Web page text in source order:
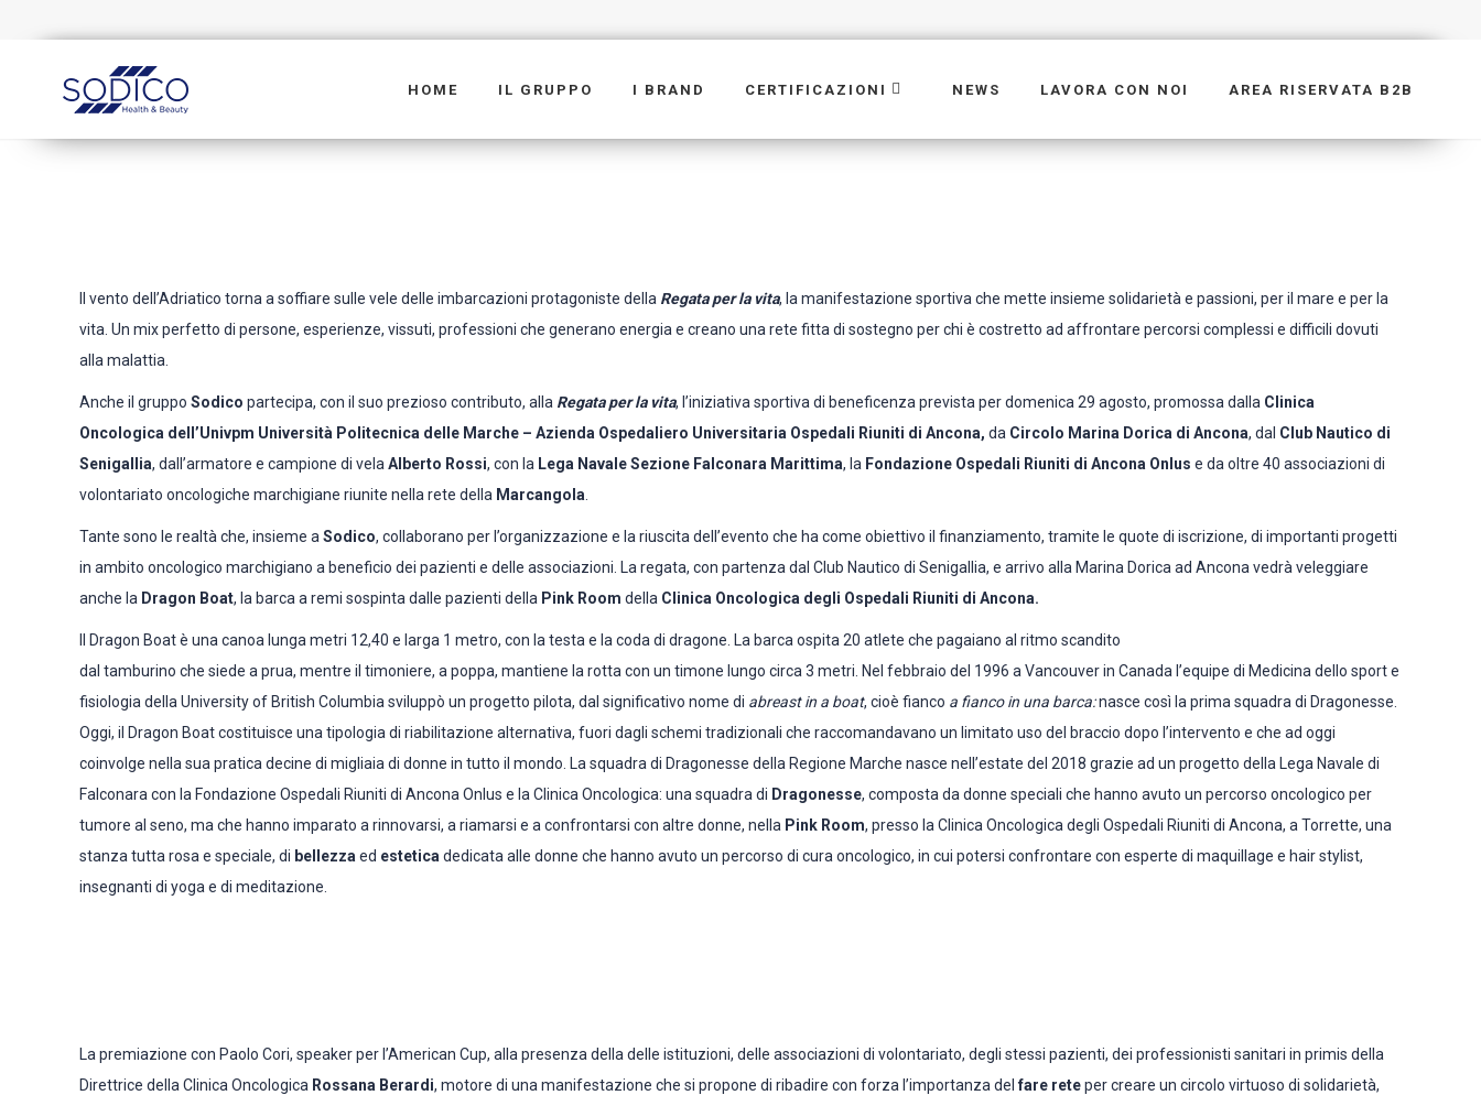
HOME IL GRUPPO I BRAND CERTIFICAZIONI NEWS LAVORA CON NOI AREA RISERVATA B2B
Il vento dell’Adriatico torna a soffiare sulle vele delle imbarcazioni protagoniste della Regata per la vita, la manifestazione sportiva che mette insieme solidarietà e passioni, per il mare e per la
vita. Un mix perfetto di persone, esperienze, vissuti, professioni che generano energia e creano una rete fitta di sostegno per chi è costretto ad affrontare percorsi complessi e difficili dovuti
alla malattia.
Anche il gruppo Sodico partecipa, con il suo prezioso contributo, alla Regata per la vita, l’iniziativa sportiva di beneficenza prevista per domenica 29 agosto, promossa dalla Clinica
Oncologica dell’Univpm Università Politecnica delle Marche – Azienda Ospedaliero Universitaria Ospedali Riuniti di Ancona, da Circolo Marina Dorica di Ancona, dal Club Nautico di
Senigallia, dall’armatore e campione di vela Alberto Rossi, con la Lega Navale Sezione Falconara Marittima, la Fondazione Ospedali Riuniti di Ancona Onlus e da oltre 40 associazioni di
volontariato oncologiche marchigiane riunite nella rete della Marcangola
Tante sono le realtà che, insieme a Sodico, collaborano per l’organizzazione e la riuscita dell’evento che ha come obiettivo il finanziamento, tramite le quote di iscrizione, di importanti progetti
in ambito oncologico marchigiano a beneficio dei pazienti e delle associazioni. La regata, con partenza dal Club Nautico di Senigallia, e arrivo alla Marina Dorica ad Ancona vedrà veleggiare
anche la Dragon Boat, la barca a remi sospinta dalle pazienti della Pink Room della Clinica Oncologica degli Ospedali Riuniti di Ancona.
Il Dragon Boat è una canoa lunga metri 12,40 e larga 1 metro, con la testa e la coda di dragone. La barca ospita 20 atlete che pagaiano al ritmo scandito
dal tamburino che siede a prua, mentre il timoniere, a poppa, mantiene la rotta con un timone lungo circa 3 metri. Nel febbraio del 1996 a Vancouver in Canada l’equipe di Medicina dello sport e
fisiologia della University of British Columbia sviluppò un progetto pilota, dal significativo nome di abreast in a boat, cioè fianco a fianco in una barca:nasce così la prima squadra di Dragonesse.
Oggi, il Dragon Boat costituisce una tipologia di riabilitazione alternativa, fuori dagli schemi tradizionali che raccomandavano un limitato uso del braccio dopo l’intervento e che ad oggi
coinvolge nella sua pratica decine di migliaia di donne in tutto il mondo. La squadra di Dragonesse della Regione Marche nasce nell’estate del 2018 grazie ad un progetto della Lega Navale di
Falconara con la Fondazione Ospedali Riuniti di Ancona Onlus e la Clinica Oncologica: una squadra di Dragonesse, composta da donne speciali che hanno avuto un percorso oncologico per
tumore al seno, ma che hanno imparato a rinnovarsi, a riamarsi e a confrontarsi con altre donne, nella Pink Room, presso la Clinica Oncologica degli Ospedali Riuniti di Ancona, a Torrette, una
stanza tutta rosa e speciale, di bellezza ed estetica dedicata alle donne che hanno avuto un percorso di cura oncologico, in cui potersi confrontare con esperte di maquillage e hair stylist,
insegnanti di yoga e di meditazione.
La premiazione con Paolo Cori, speaker per l’American Cup, alla presenza della delle istituzioni, delle associazioni di volontariato, degli stessi pazienti, dei professionisti sanitari in primis della
Direttrice della Clinica Oncologica Rossana Berardi, motore di una manifestazione che si propone di ribadire con forza l’importanza delfare reteper creare un circolo virtuoso di solidarietà,